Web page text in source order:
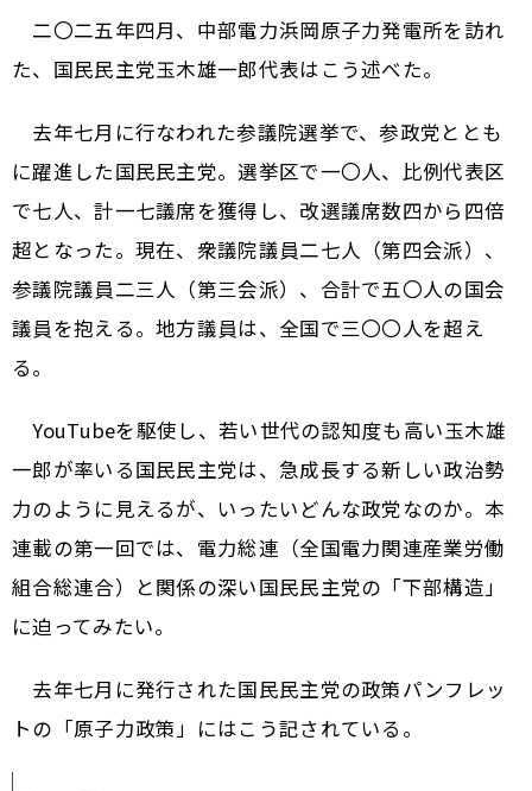
二〇二五年四月、中部電力浜岡原子力発電所を訪れ
た、国民民主党玉木雄一郎代表はこう述べた。
去年七月に行なわれた参議院選挙で、参政党ととも
に躍進した国民民主党。選挙区で一〇人、比例代表区
で七人、計一七議席を獲得し、改選議席数四から四倍
超となった。現在、衆議院議員二七人（第四会派）、
参議院議員二三人（第三会派）、合計で五〇人の国会
議員を抱える。地方議員は、全国で三〇〇人を超え
る。
YouTubeを駆使し、若い世代の認知度も高い玉木雄
一郎が率いる国民民主党は、急成長する新しい政治勢
力のように見えるが、いったいどんな政党なのか。本
連載の第一回では、電力総連（全国電力関連産業労働
組合総連合）と関係の深い国民民主党の「下部構造」
に迫ってみたい。
去年七月に発行された国民民主党の政策パンフレッ
トの「原子力政策」にはこう記されている。